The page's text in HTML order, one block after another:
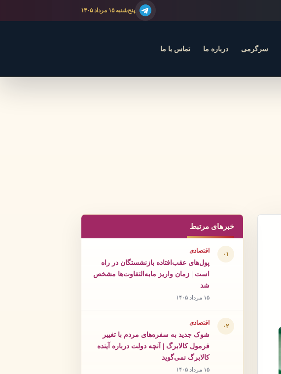
پنج‌شنبه ۱۵ مرداد ۱۴۰۵
سرگرمی درباره ما تماس با ما
خبرهای مرتبط
۰۱ اقتصادی
پول‌های عقب‌افتاده بازنشستگان در راه
است | زمان واریز مابه‌التفاوت‌ها مشخص
شد
۱۵ مرداد ۱۴۰۵
۰۲ اقتصادی
شوک جدید به سفره‌های مردم با تغییر
فرمول کالابرگ | آنچه دولت درباره آینده
کالابرگ نمی‌گوید
۱۵ مرداد ۱۴۰۵